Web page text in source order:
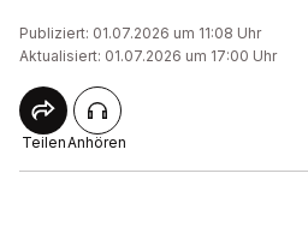
Publiziert: 01.07.2026 um 11:08 Uhr
Aktualisiert: 01.07.2026 um 17:00 Uhr
TeilenAnhören